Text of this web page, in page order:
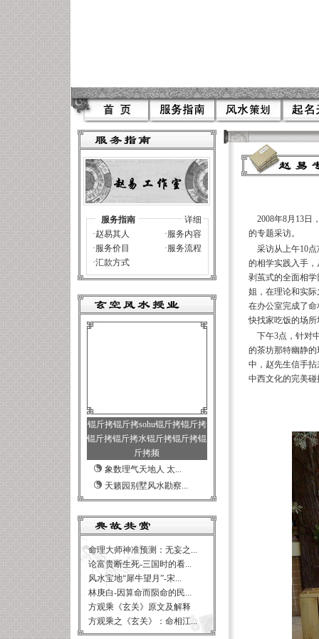
服务指南
详细
·赵易其人 ·服务内容
·服务价目 ·服务流程
·汇款方式
锟斤拷锟斤拷sohu锟斤拷锟斤拷
锟斤拷锟斤拷水锟斤拷锟斤拷锟
斤拷频
象数理气天地人 太...
天籁园别墅风水勘察...
命理大师神准预测：无妄之...
论富贵断生死-三国时的看...
风水宝地“犀牛望月”-宋...
林庚白-因算命而陨命的民...
方观乘《玄关》原文及解释
方观乘之《玄关》：命相江...
2008年8月13日
的专题采访。
采访从上午10
的相学实践入手
剥茧式的全面相
姐，在理论和实
在办公室完成了
快找家吃饭的场所
下午3点，针对
的茶坊那特幽静
中，赵先生信手
中西文化的完美